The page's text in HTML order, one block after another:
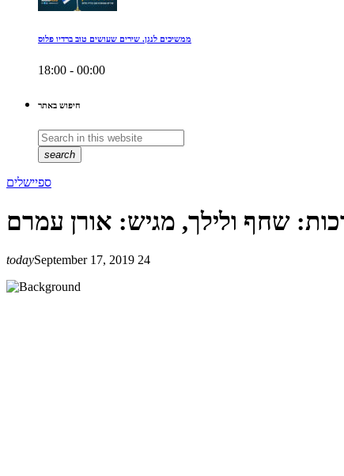
ממשיכים לנגן. שירים שעושים טוב ברדיו פלוס
18:00 - 00:00
חיפוש באתר
search
ספיישלים
todaySeptember 17, 2019 24